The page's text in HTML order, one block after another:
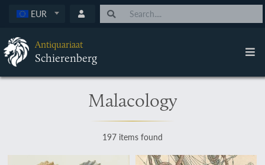
EUR
Antiquariaat
Schierenberg
Malacology
197 items found